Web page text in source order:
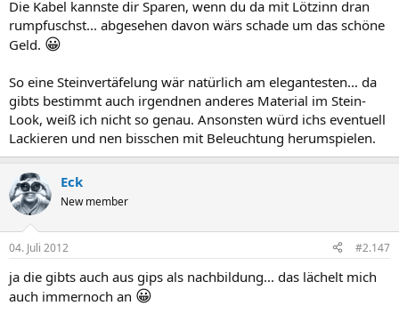
Die Kabel kannste dir Sparen, wenn du da mit Lötzinn dran
rumpfuschst... abgesehen davon wärs schade um das schöne
Geld. 😀
So eine Steinvertäfelung wär natürlich am elegantesten... da
gibts bestimmt auch irgendnen anderes Material im Stein-
Look, weiß ich nicht so genau. Ansonsten würd ichs eventuell
Lackieren und nen bisschen mit Beleuchtung herumspielen.
Eck
New member
04. Juli 2012 #2.147
ja die gibts auch aus gips als nachbildung... das lächelt mich
auch immernoch an 😀